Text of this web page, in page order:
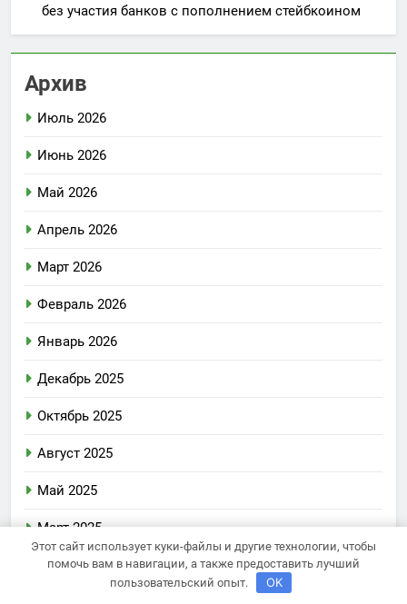
без участия банков с пополнением стейбкоином
Архив
Июль 2026
Июнь 2026
Май 2026
Апрель 2026
Март 2026
Февраль 2026
Январь 2026
Декабрь 2025
Октябрь 2025
Август 2025
Май 2025
Март 2025
Сентябрь 2024
Этот сайт использует куки-файлы и другие технологии, чтобы
помочь вам в навигации, а также предоставить лучший
пользовательский опыт.
OK